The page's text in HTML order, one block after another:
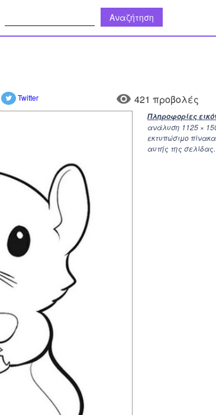
Twitter 421 προβολές
Πληροφορίες
ανάλυση 1125 ×
εκτυπώσιμο
αυτής της σελίδας.